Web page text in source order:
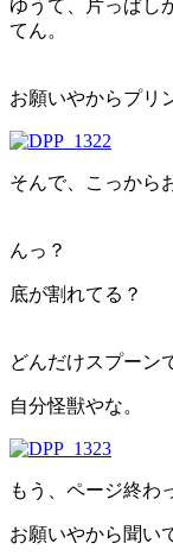
ゆうて、片っぱし
てん。
お願いやからプリ
そんで、こっから
んっ？
底が割れてる？
どんだけスプーン
自分怪獣やな。
もう、ページ終わ
お願いやから聞い